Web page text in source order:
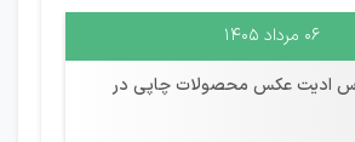
۰۶ مرداد ۱۴۰۵
ادیت عکس محصولات چاپی در